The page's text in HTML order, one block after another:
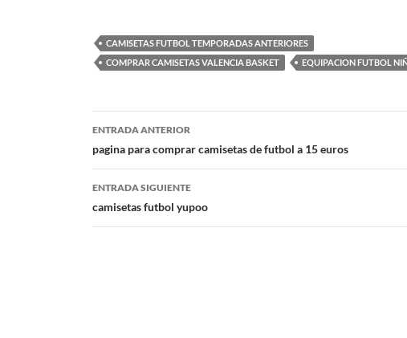
CAMISETAS FUTBOL TEMPORADAS ANTERIORES
COMPRAR CAMISETAS VALENCIA BASKET
EQUIPACION FUTBOL
Navegación
de
entradas
ENTRADA ANTERIOR
pagina para comprar camisetas de futbol a 15 euros
ENTRADA SIGUIENTE
camisetas futbol yupoo